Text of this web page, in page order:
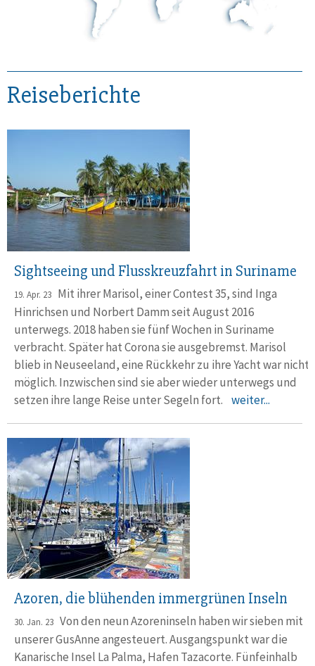
Reiseberichte
Sightseeing und Flusskreuzfahrt in Suriname
19. Apr. 23 Mit ihrer Marisol, einer Contest 35, sind Inga
Hinrichsen und Norbert Damm seit August 2016
unterwegs. 2018 haben sie fünf Wochen in Suriname
verbracht. Später hat Corona sie ausgebremst. Marisol
blieb in Neuseeland, eine Rückkehr zu ihre Yacht war nicht
möglich. Inzwischen sind sie aber wieder unterwegs und
setzen ihre lange Reise unter Segeln fort. weiter...
Azoren, die blühenden immergrünen Inseln
30. Jan. 23 Von den neun Azoreninseln haben wir sieben mit
unserer GusAnne angesteuert. Ausgangs­punkt war die
Kana­rische Insel La Palma, Ha­fen Tazacorte. Fünfeinhalb